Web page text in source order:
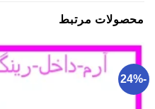
محصولات مرتبط
-24%